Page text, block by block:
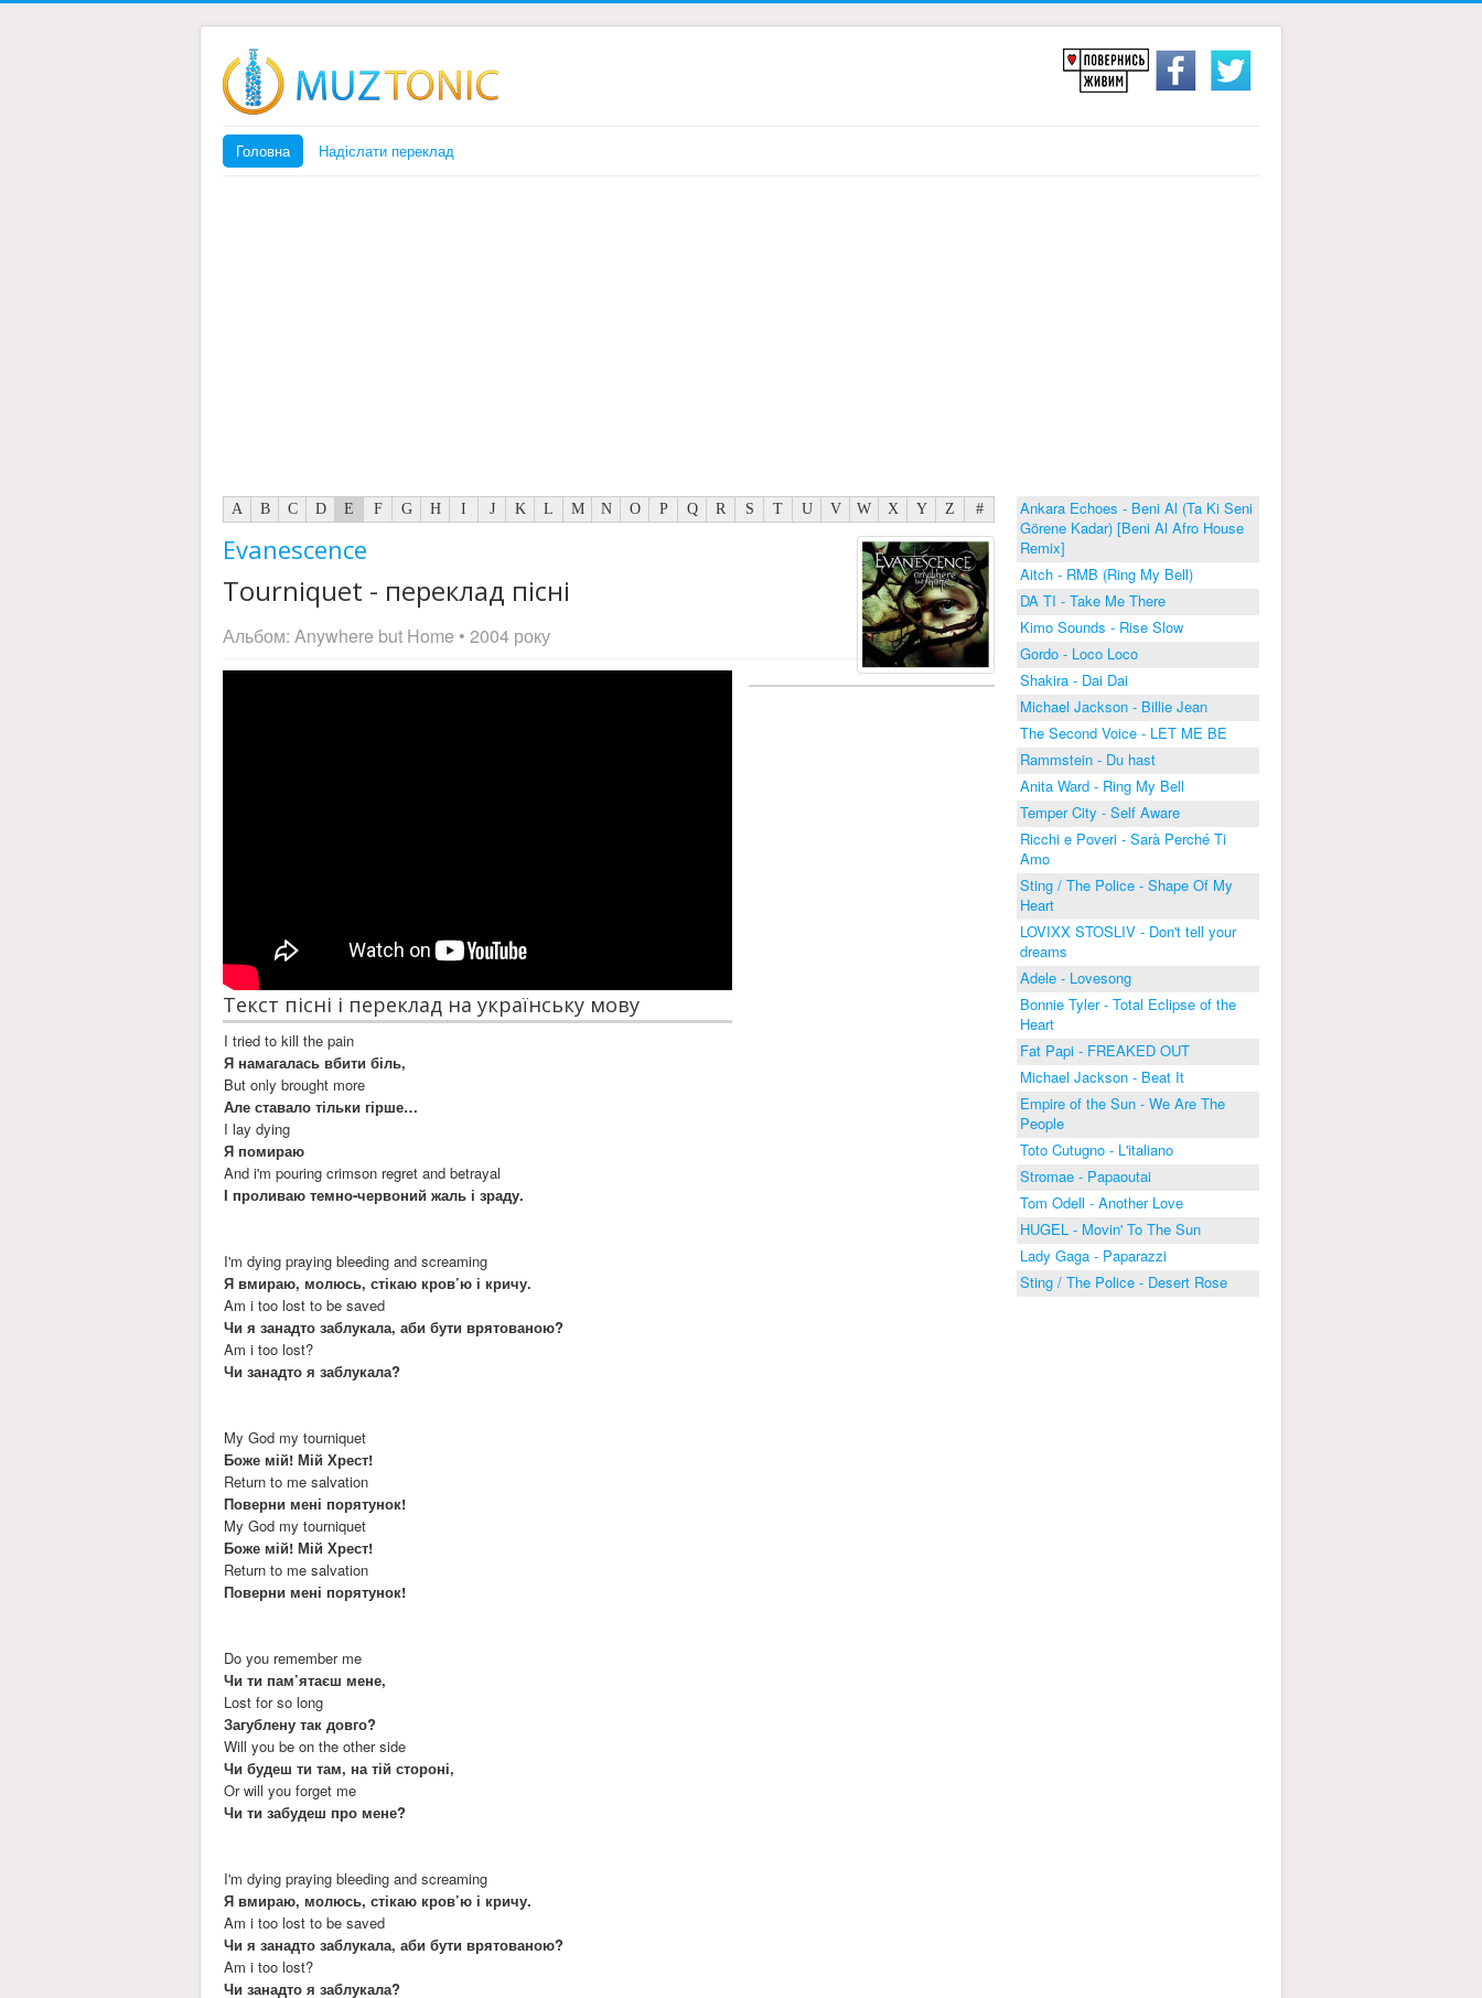
Головна Надіслати переклад
A B C D E F G H I J K L M N O P Q R S T U V W X Y Z #
Evanescence
Tourniquet - переклад пісні
Альбом: Anywhere but Home • 2004 року
Текст пісні і переклад на українську мову
I tried to kill the pain
Я намагалась вбити біль,
But only brought more
Але ставало тільки гірше…
I lay dying
Я помираю
And i'm pouring crimson regret and betrayal
І проливаю темно-червоний жаль і зраду.
I'm dying praying bleeding and screaming
Я вмираю, молюсь, стікаю кров’ю і кричу.
Am i too lost to be saved
Чи я занадто заблукала, аби бути врятованою?
Am i too lost?
Чи занадто я заблукала?
My God my tourniquet
Боже мій! Мій Хрест!
Return to me salvation
Поверни мені порятунок!
My God my tourniquet
Боже мій! Мій Хрест!
Return to me salvation
Поверни мені порятунок!
Do you remember me
Чи ти пам’ятаєш мене,
Lost for so long
Загублену так довго?
Will you be on the other side
Чи будеш ти там, на тій стороні,
Or will you forget me
Чи ти забудеш про мене?
I'm dying praying bleeding and screaming
Я вмираю, молюсь, стікаю кров’ю і кричу.
Am i too lost to be saved
Чи я занадто заблукала, аби бути врятованою?
Am i too lost?
Чи занадто я заблукала?
Ankara Echoes - Beni Al (Ta Ki Seni
Görene Kadar) [Beni Al Afro House
Remix]
Aitch - RMB (Ring My Bell)
DA TI - Take Me There
Kimo Sounds - Rise Slow
Gordo - Loco Loco
Shakira - Dai Dai
Michael Jackson - Billie Jean
The Second Voice - LET ME BE
Rammstein - Du hast
Anita Ward - Ring My Bell
Temper City - Self Aware
Ricchi e Poveri - Sarà Perché Ti
Amo
Sting / The Police - Shape Of My
Heart
LOVIXX STOSLIV - Don't tell your
dreams
Adele - Lovesong
Bonnie Tyler - Total Eclipse of the
Heart
Fat Papi - FREAKED OUT
Michael Jackson - Beat It
Empire of the Sun - We Are The
People
Toto Cutugno - L'italiano
Stromae - Papaoutai
Tom Odell - Another Love
HUGEL - Movin' To The Sun
Lady Gaga - Paparazzi
Sting / The Police - Desert Rose